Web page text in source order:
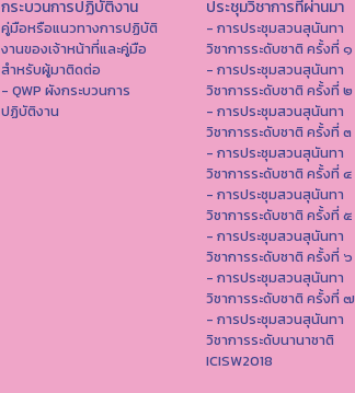
กระบวนการปฏิบัติงาน
คู่มือหรือแนวทางการปฏิบัติ
งานของเจ้าหน้าที่และคู่มือ
สำหรับผู้มาติดต่อ
- QWP ผังกระบวนการ
ปฏิบัติงาน
ประชุมวิชาการที่ผ่านมา
- การประชุมสวนสุนันทา
วิชาการระดับชาติ ครั้งที่ ๑
- การประชุมสวนสุนันทา
วิชาการระดับชาติ ครั้งที่ ๒
- การประชุมสวนสุนันทา
วิชาการระดับชาติ ครั้งที่ ๓
- การประชุมสวนสุนันทา
วิชาการระดับชาติ ครั้งที่ ๔
- การประชุมสวนสุนันทา
วิชาการระดับชาติ ครั้งที่ ๕
- การประชุมสวนสุนันทา
วิชาการระดับชาติ ครั้งที่ ๖
- การประชุมสวนสุนันทา
วิชาการระดับชาติ ครั้งที่ ๗
- การประชุมสวนสุนันทา
วิชาการระดับนานาชาติ
ICISW2018